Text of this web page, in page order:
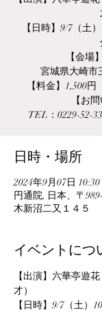
【日時】9/7（土
【会場
宮城県大崎市
【料金】1,500
【お
TEL：0229-52-
日時・場所
2024年9月07日 10:30
円通院, 日本、〒
木新沼二又１４５
イベントにつ
【出演】六華亭遊
才）
【日時】9/7（土）